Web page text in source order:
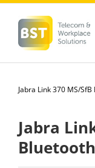
inhoud
Jabra Link 370 MS/
Jabra